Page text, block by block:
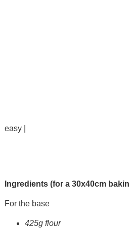
easy |
Ingredients (for a 30x40cm
For the base
425g flour